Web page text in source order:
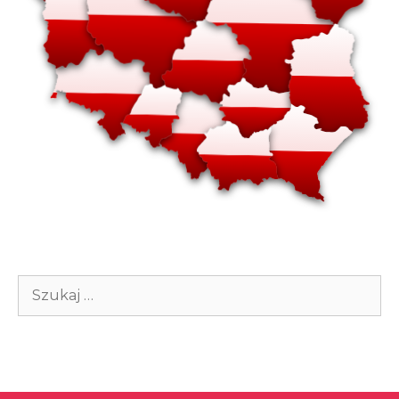
Szukaj: